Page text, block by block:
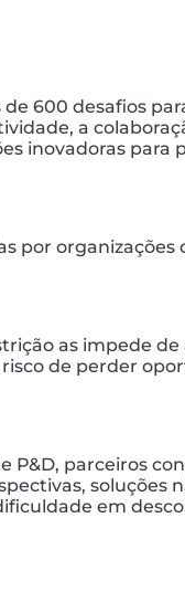
600 desafios
a
inovadoras para
por organizações
as impede
de perder
parceiros
soluções
em